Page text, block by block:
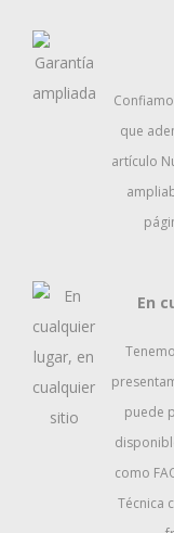
que
artículo
En
puede
como
Técnica